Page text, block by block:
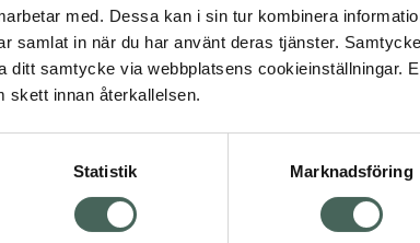
med. Dessa kan i sin tur kombinera
samlat in när du har använt deras tjänster.
samtycke via webbplatsens cookieinställningar.
skett innan återkallelsen.
Statistik Marknadsföring
Aktuella erbjudanden
Om recept och läkemedel